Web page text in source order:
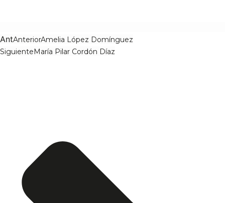
AntAnteriorAmelia López Domínguez
SiguienteMaría Pilar Cordón Díaz